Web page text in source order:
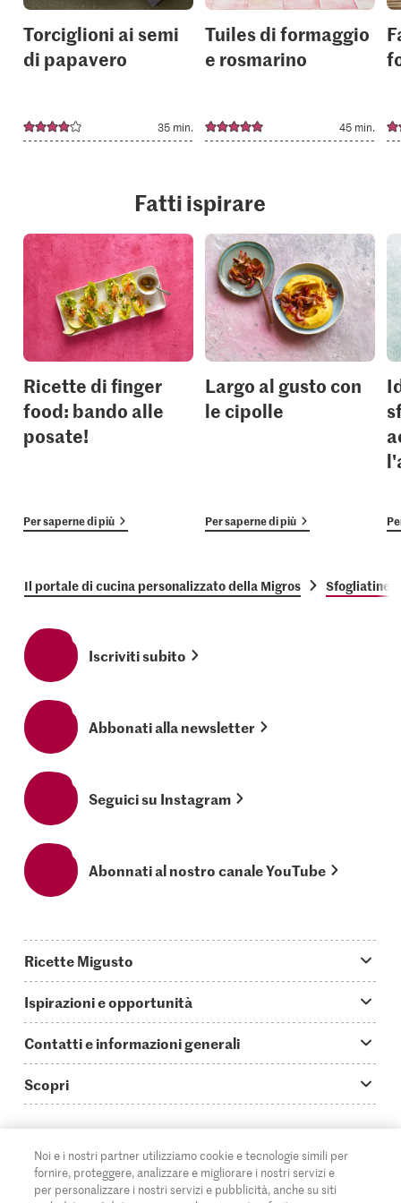
Torciglioni ai semi
di papavero
35 min.
Tuiles di formaggio
e rosmarino
45 min.
Fatti ispirare
Ricette di finger
food: bando alle
posate!
Per saperne di più
Largo al gusto con
le cipolle
Per saperne di più
Il portale di cucina personalizzato della Migros Sfogliatine
Iscriviti subito
Abbonati alla newsletter
Seguici su Instagram
Abonnati al nostro canale YouTube
Ricette Migusto
Oggi cucino
Piatti principali
Ricette semplici & veloci
Ricette al forno
Ispirazioni e opportunità
Storie
Video How to
Login Migusto
Contatti e informazioni generali
Guida alle abbreviazioni
Contatti
Pubblicità
Scopri
Migros Online
A proposito della Migros
Noi e i nostri partner utilizziamo cookie e tecnologie simili per
fornire, proteggere, analizzare e migliorare i nostri servizi e
per personalizzare i nostri servizi e pubblicità, anche su siti